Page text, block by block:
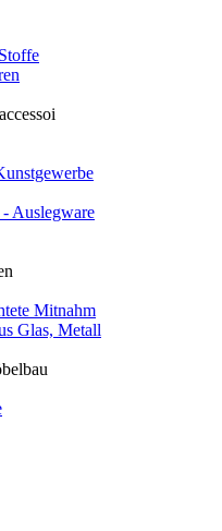
Auslegware
Mitnahm
Glas, Metall